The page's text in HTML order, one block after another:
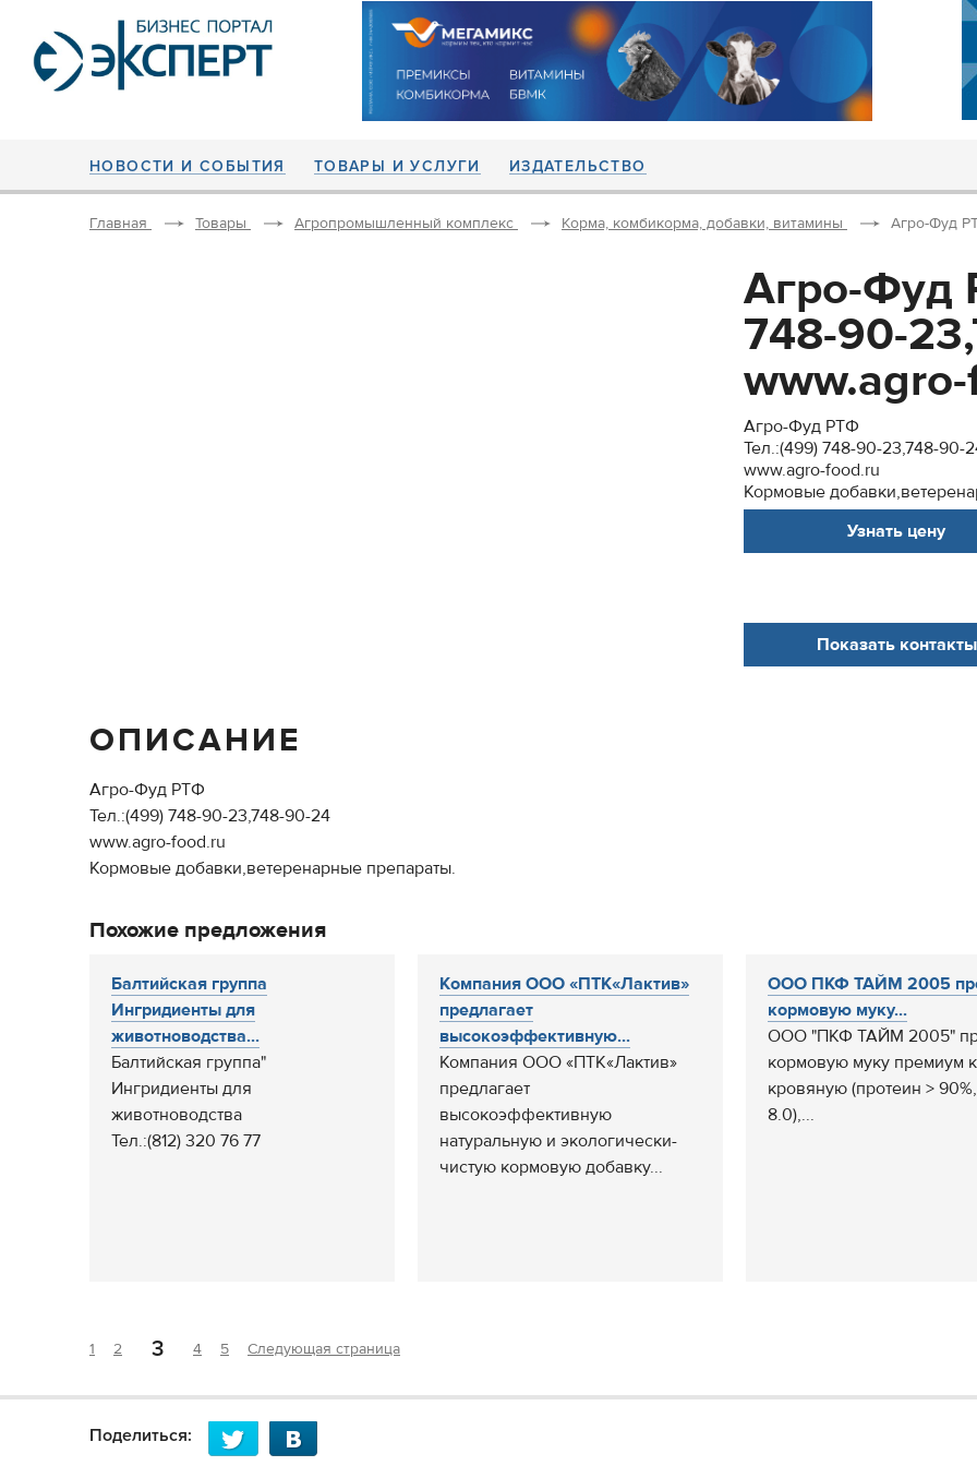
НОВОСТИ И СОБЫТИЯ ТОВАРЫ И УСЛУГИ ИЗДАТЕЛЬСТВО
Главная Товары Агропромышленный комплекс Корма, комбикорма, добавки, витамины Агро-Фуд
Агро-Фуд
748-90-
Агро-Фуд РТФ
Тел.:(499) 748-90-23,748-90-
www.agro-food.ru
Кормовые
Узнать цену
Показать контакты
ОПИСАНИЕ
Агро-Фуд РТФ
Тел.:(499) 748-90-23,748-90-24
www.agro-food.ru
Кормовые добавки,ветеренарные препараты.
Похожие предложения
Балтийская группа
Ингридиенты для
животноводства...
Балтийская группа"
Ингридиенты для
животноводства
Тел.:(812) 320 76 77
Компания ООО «ПТК«Лактив»
предлагает
высокоэффективную...
Компания ООО «ПТК«Лактив»
предлагает
высокоэффективную
натуральную и экологически-
чистую кормовую добавку...
ООО ПКФ ТАЙМ 2005
кормовую муку...
ООО "ПКФ ТАЙМ 2005"
кормовую муку премиум
кровяную (протеин >
8.0),...
1 2 3 4 5 Следующая страница
Поделиться: